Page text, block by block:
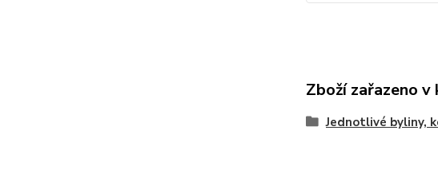
Zboží zařazeno
Jednotlivé byliny,